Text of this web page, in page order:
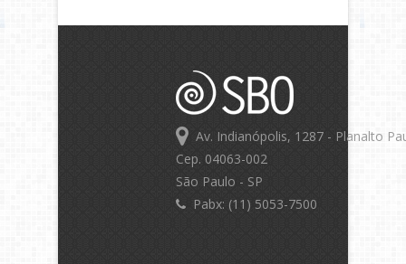
Av. Indianópolis, 1287 - Planalto
Cep. 04063-002
São Paulo - SP
Pabx: (11) 5053-7500